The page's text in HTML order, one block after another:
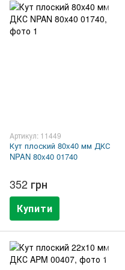
Артикул: 11449
Кут плоский 80x40 мм ДКС
NPAN 80x40 01740
352 грн
Купити